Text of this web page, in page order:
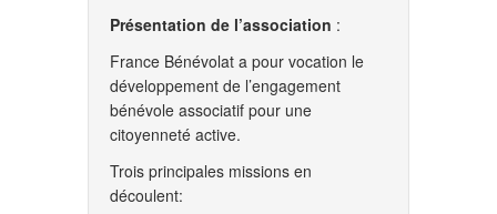
Présentation de l’association :
France Bénévolat a pour vocation le
développement de l’engagement
bénévole associatif pour une
citoyenneté active.
Trois principales missions en
découlent: